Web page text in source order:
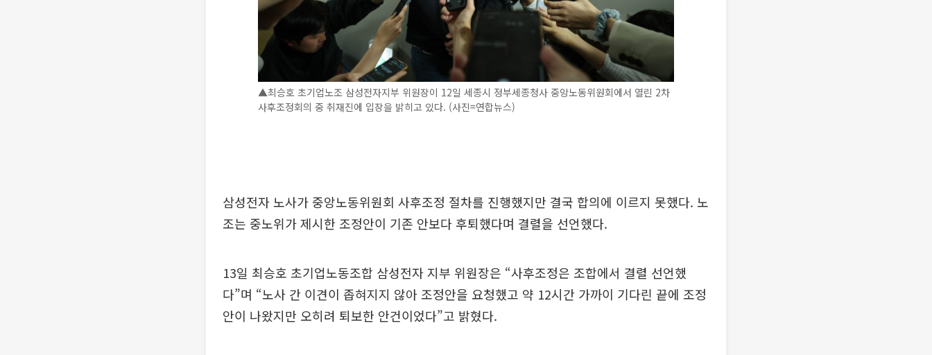
▲최승호 초기업노조 삼성전자지부 위원장이 12일 세종시 정부세종청사 중앙노동위원회에서 열린 2차
사후조정회의 중 취재진에 입장을 밝히고 있다. (사진=연합뉴스)
삼성전자 노사가 중앙노동위원회 사후조정 절차를 진행했지만 결국 합의에 이르지 못했다. 노
조는 중노위가 제시한 조정안이 기존 안보다 후퇴했다며 결렬을 선언했다.
13일 최승호 초기업노동조합 삼성전자 지부 위원장은 “사후조정은 조합에서 결렬 선언했
다”며 “노사 간 이견이 좁혀지지 않아 조정안을 요청했고 약 12시간 가까이 기다린 끝에 조정
안이 나왔지만 오히려 퇴보한 안건이었다”고 밝혔다.